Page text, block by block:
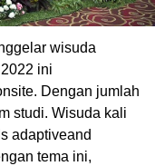
wisuda
ini
Dengan jumlah
studi. Wisuda kali
adaptiveand
tema ini,